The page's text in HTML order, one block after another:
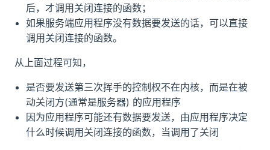
后，才调用关闭连接的函数；
如果服务端应用程序没有数据要发送的话，可以直接
调用关闭连接的函数。
从上面过程可知，
是否要发送第三次挥手的控制权不在内核，而是在被
动关闭方(通常是服务器) 的应用程序
因为应用程序可能还有数据要发送，由应用程序决定
什么时候调用关闭连接的函数，当调用了关闭